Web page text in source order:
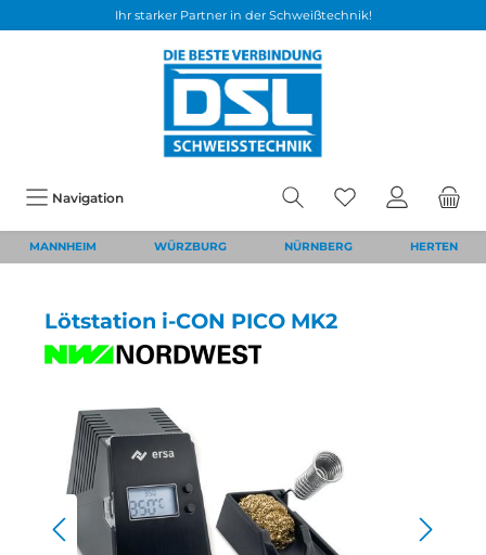
Ihr starker Partner in der Schweißtechnik!
Navigation
MANNHEIM WÜRZBURG NÜRNBERG HERTEN
Lötstation i-CON PICO MK2